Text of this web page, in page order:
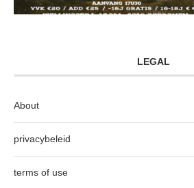
LEGAL
About
privacybeleid
terms of use